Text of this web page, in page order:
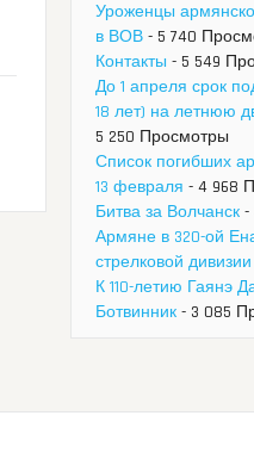
Уроженцы
в ВОВ - 5 740
Контакты - 5 549
До 1 апреля срок
18 лет) на летнюю
5 250 Просмотры
Список погибших
13 февраля - 4 968
Битва за Волчанск -
Армяне в 320-ой
стрелковой дивизии
К 110-летию Гаянэ
Ботвинник - 3 085